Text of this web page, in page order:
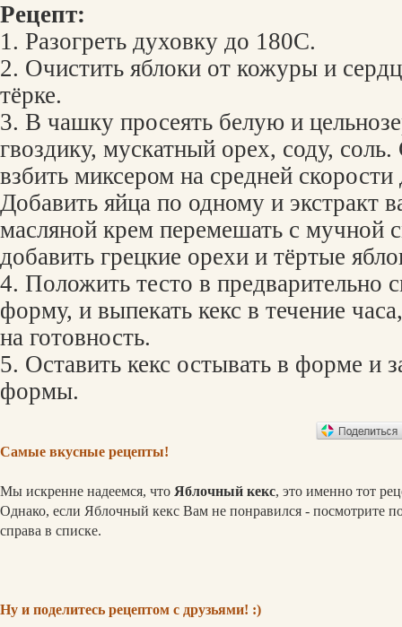
Рецепт:
1. Разогреть духовку до 180C.
2. Очистить яблоки от кожуры и
тёрке.
3. В чашку просеять белую и
гвоздику, мускатный орех, соду,
взбить миксером на средней скорости
Добавить яйца по одному и экстракт
масляной крем перемешать с мучной
добавить грецкие орехи и тёртые
4. Положить тесто в предварительно
форму, и выпекать кекс в течение
на готовность.
5. Оставить кекс остывать в форме и
формы.
Самые вкусные рецепты!
Мы искренне надеемся, что Яблочный кекс, это именно тот
Однако, если Яблочный кекс Вам не понравился - посмотрите
справа в списке.
Ну и поделитесь рецептом с друзьями! :)